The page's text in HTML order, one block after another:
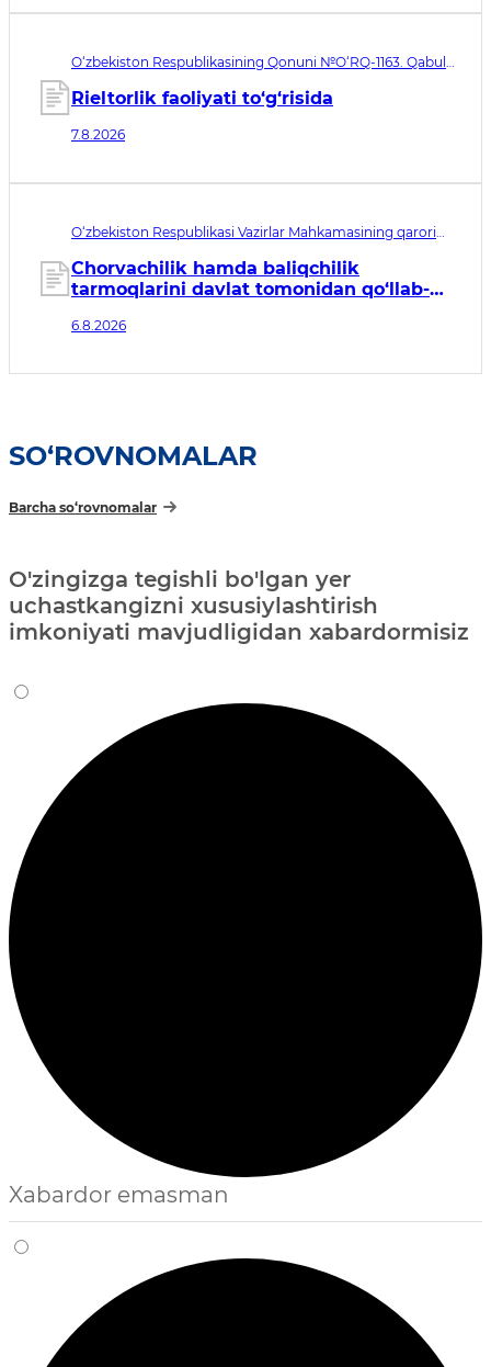
O‘zbekiston Respublikasining Qonuni №O‘RQ-1163. Qabul
Rieltorlik faoliyati to‘g‘risida
7.8.2026
O‘zbekiston Respublikasi Vazirlar Mahkamasining qarori
sanasi 07.08.2026
Chorvachilik hamda baliqchilik
tarmoqlarini davlat tomonidan qo‘llab-
tadbirlari to‘g‘risida
6.8.2026
SO‘ROVNOMALAR
Barcha so‘rovnomalar
O'zingizga tegishli bo'lgan yer
uchastkangizni xususiylashtirish
imkoniyati mavjudligidan xabardormisiz
Xabardor emasman